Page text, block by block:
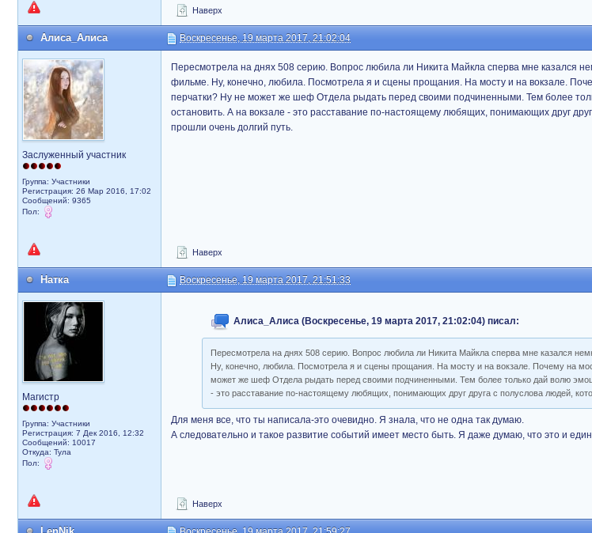
Наверх
Алиса_Алиса Воскресенье, 19 марта 2017, 21:02:04
Заслуженный участник
Группа: Участники
Регистрация: 26 Мар 2016, 17:02
Сообщений: 9365
Пол:
Пересмотрела на днях 508 серию. Вопрос любила ли Никита Майкла сперва мне казался
фильме. Ну, конечно, любила. Посмотрела я и сцены прощания. На мосту и на вокзале.
перчатки? Ну не может же шеф Отдела рыдать перед своими подчиненными. Тем более
остановить. А на вокзале - это расставание по-настоящему любящих, понимающих друг
прошли очень долгий путь.
Наверх
Натка Воскресенье, 19 марта 2017, 21:51:33
Магистр
Группа: Участники
Регистрация: 7 Дек 2016, 12:32
Сообщений: 10017
Откуда: Тула
Пол:
Алиса_Алиса (Воскресенье, 19 марта 2017, 21:02:04) писал:
Пересмотрела на днях 508 серию. Вопрос любила ли Никита Майкла сперва мне казался
Ну, конечно, любила. Посмотрела я и сцены прощания. На мосту и на вокзале. Почему на
может же шеф Отдела рыдать перед своими подчиненными. Тем более только дай волю
- это расставание по-настоящему любящих, понимающих друг друга с полуслова людей,
Для меня все, что ты написала-это очевидно. Я знала, что не одна так думаю.
А следовательно и такое развитие событий имеет место быть. Я даже думаю, что это и
Наверх